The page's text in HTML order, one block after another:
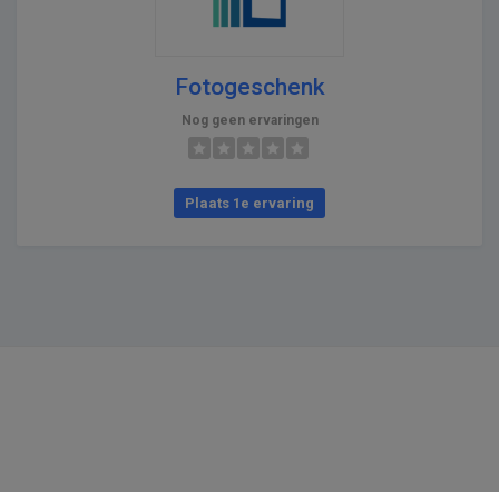
Fotogeschenk
Nog geen ervaringen
Plaats 1e ervaring